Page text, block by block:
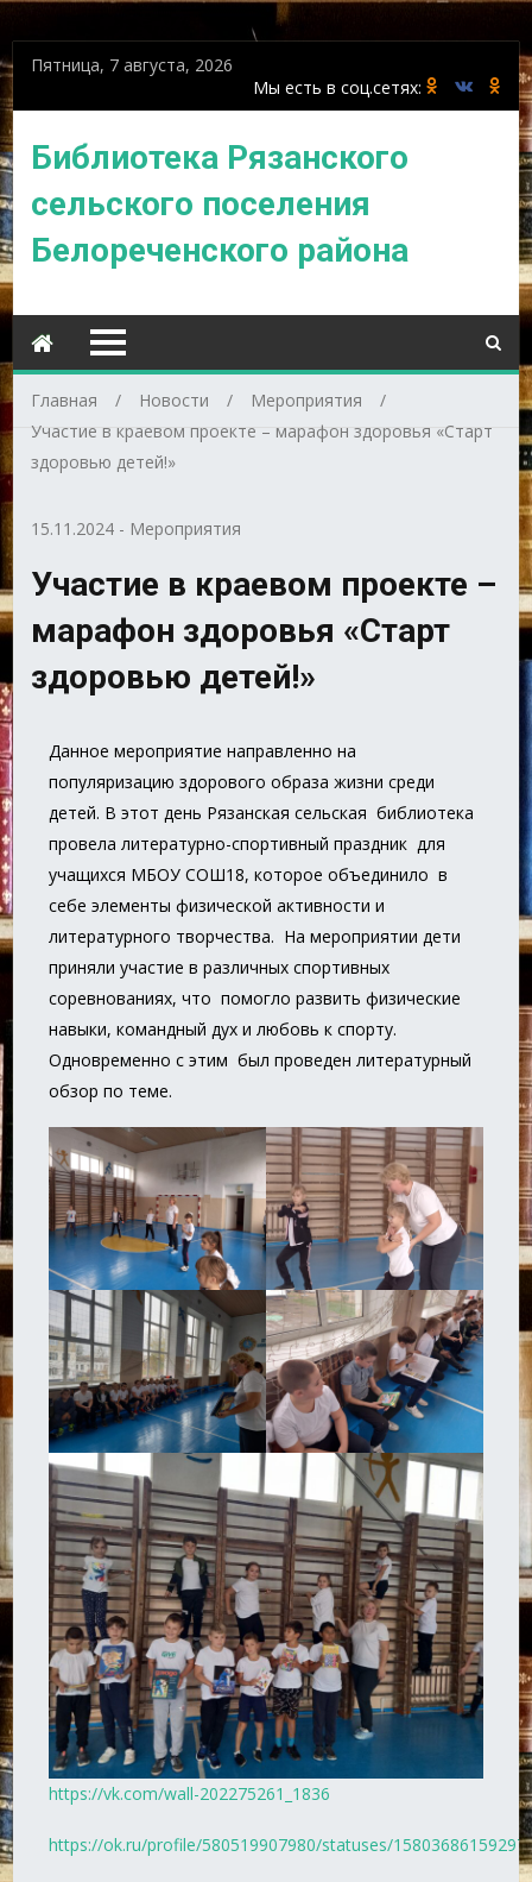
Пятница, 7 августа, 2026
Библиотека Рязанского
сельского поселения
Белореченского района
Главная Новости
Мероприятия
Участие в краевом проекте – марафон здоровья «Старт
здоровью детей!»
15.11.2024 - Мероприятия
Участие в краевом проекте –
марафон здоровья «Старт
здоровью детей!»
Данное мероприятие направленно на
популяризацию здорового образа жизни среди
детей. В этот день Рязанская сельская библиотека
провела литературно-спортивный праздник для
учащихся МБОУ СОШ18, которое объединило в
себе элементы физической активности и
литературного творчества. На мероприятии дети
приняли участие в различных спортивных
соревнованиях, что помогло развить физические
навыки, командный дух и любовь к спорту.
Одновременно с этим был проведен литературный
обзор по теме.
https://vk.com/wall-202275261_1836
https://ok.ru/profile/580519907980/statuses/